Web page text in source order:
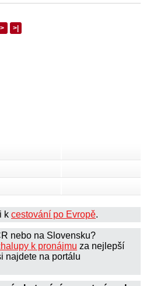
> >|
k cestování po Evropě.
nebo na Slovensku?
k pronájmu za nejlepší
najdete na portálu